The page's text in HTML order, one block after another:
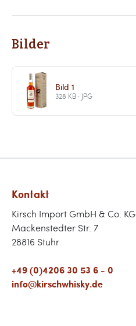
Bilder
Bild 1
328 KB · JPG
Kontakt
Kirsch Import GmbH & Co. KG
Mackenstedter Str. 7
28816 Stuhr
+49 (0)4206 30 53 6 - 0
info@kirschwhisky.de